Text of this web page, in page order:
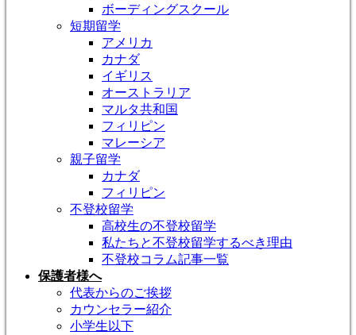
ボーディングスクール
短期留学
アメリカ
カナダ
イギリス
オーストラリア
マルタ共和国
フィリピン
マレーシア
親子留学
カナダ
フィリピン
不登校留学
高校生の不登校留学
私たちと不登校留学するべき理由
不登校コラム記事一覧
保護者様へ
代表からのご挨拶
カウンセラー紹介
小学生以下